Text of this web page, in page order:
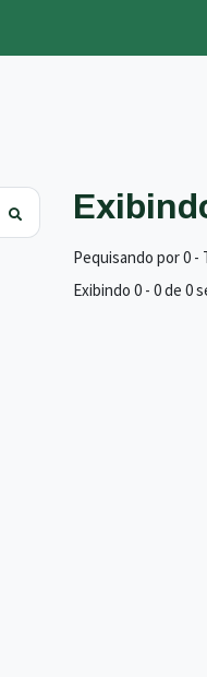
Pequisando por 0
Exibindo 0 - 0 de 0